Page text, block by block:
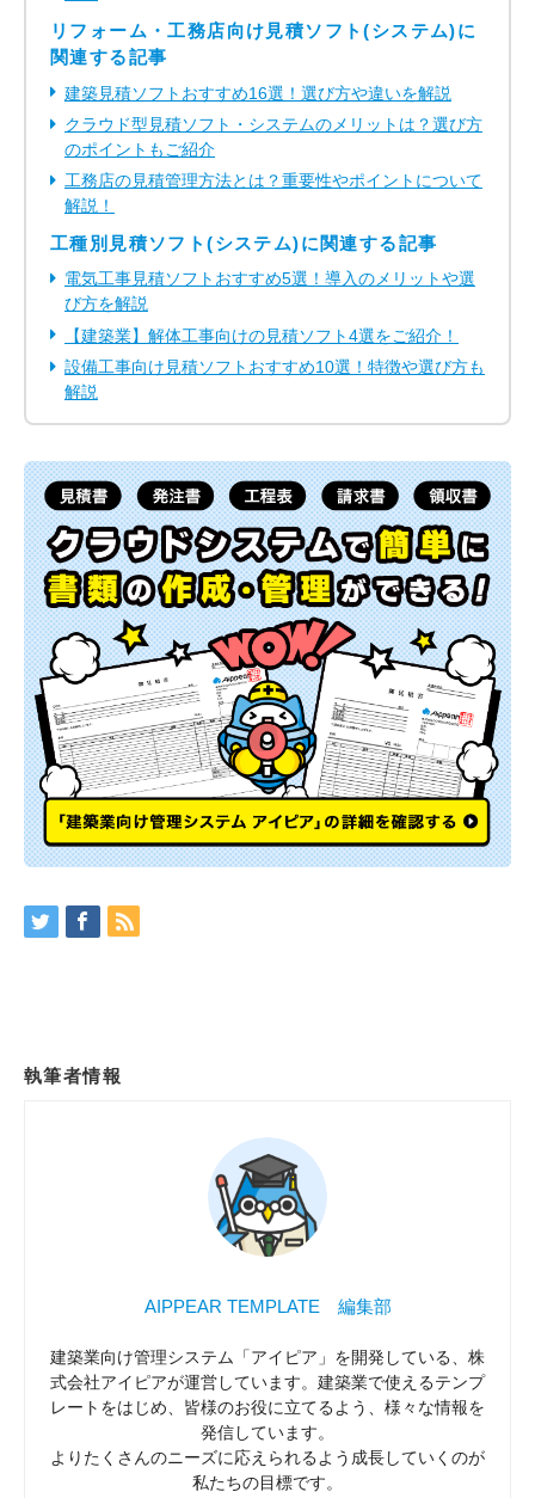
リフォーム・工務店向け見積ソフト(システム)に
関連する記事
建築見積ソフトおすすめ16選！選び方や違いを解説
クラウド型見積ソフト・システムのメリットは？選び方
のポイントもご紹介
工務店の見積管理方法とは？重要性やポイントについて
解説！
工種別見積ソフト(システム)に関連する記事
電気工事見積ソフトおすすめ5選！導入のメリットや選
び方を解説
【建築業】解体工事向けの見積ソフト4選をご紹介！
設備工事向け見積ソフトおすすめ10選！特徴や選び方も
解説
執筆者情報
AIPPEAR TEMPLATE 編集部
建築業向け管理システム「アイピア」を開発している、株
式会社アイピアが運営しています。建築業で使えるテンプ
レートをはじめ、皆様のお役に立てるよう、様々な情報を
発信しています。
よりたくさんのニーズに応えられるよう成長していくのが
私たちの目標です。